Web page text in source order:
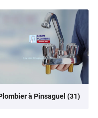
à Pinsaguel (31)